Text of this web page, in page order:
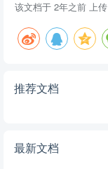
该文档于 2年之前 上传
推荐文档
最新文档